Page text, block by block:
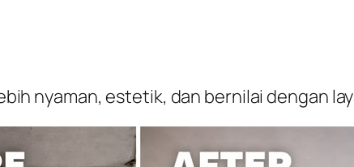
nyaman, estetik, dan bernilai dengan